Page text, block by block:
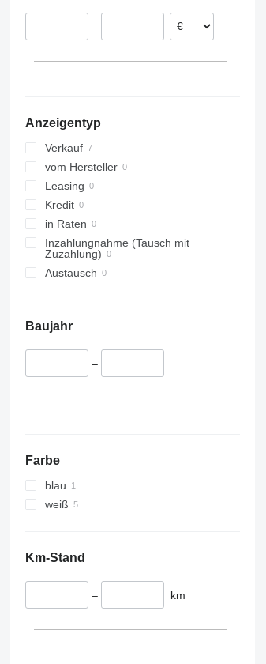
–
Anzeigentyp
Verkauf
vom Hersteller
Leasing
Kredit
in Raten
Inzahlungnahme (Tausch mit
Zuzahlung)
Austausch
Baujahr
–
Farbe
blau
weiß
Km-Stand
– km